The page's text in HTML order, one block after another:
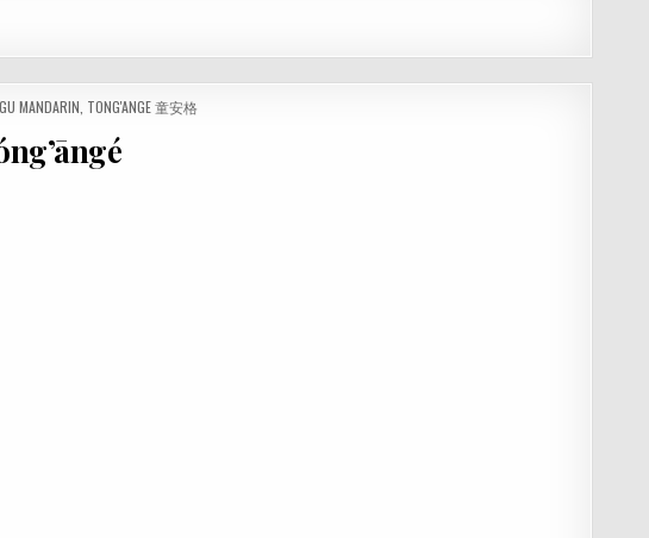
MANDARIN TONG'ANGE 童安格